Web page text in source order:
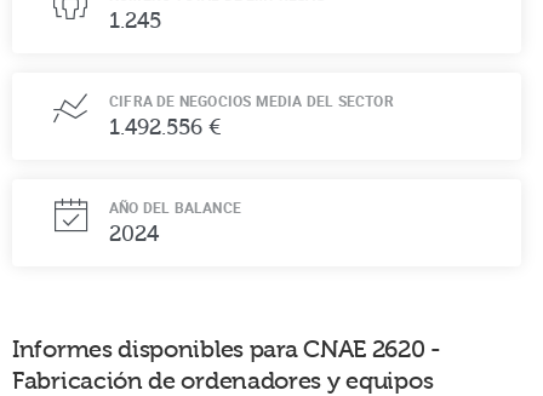
1.245
CIFRA DE NEGOCIOS MEDIA DEL SECTOR
1.492.556 €
AÑO DEL BALANCE
2024
Informes disponibles para CNAE 2620 -
Fabricación de ordenadores y equipos